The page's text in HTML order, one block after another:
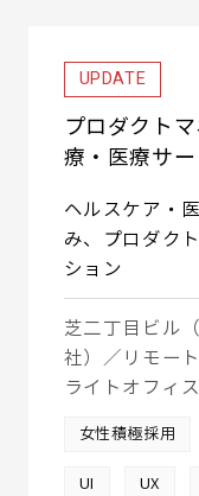
UPDATE
プロダクト
療・医療サー
ヘルスケア・
み、プロダク
ション
芝二丁目ビル
社）／リモー
ライトオフィス
女性積極採用
UI UX